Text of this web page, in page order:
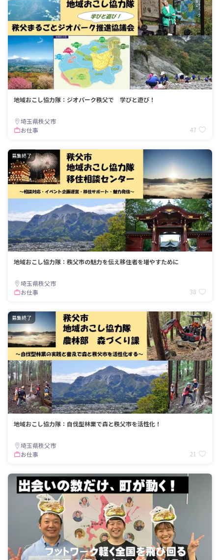
地域おこし協力隊：ジオパーク秩父で 学びと遊び！
埼玉県秩父市
お仕事
47
募集終了
地域おこし協力隊：秩父市の魅力を伝え移住者を増やすために
埼玉県秩父市
お仕事
38
募集終了
地域おこし協力隊：自伐型林業で森と秩父市を活性化！
埼玉県秩父市
お仕事
21